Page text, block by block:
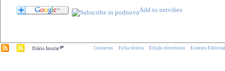
Diário Insular.pt Contactos Ficha técnica Edição electrónica Estatuto Editorial